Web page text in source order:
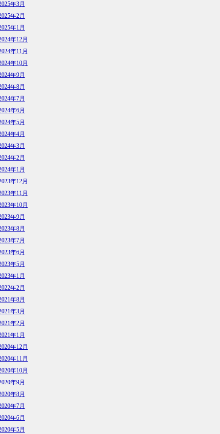
年3月
年2月
年1月
年12月
年11月
年10月
年9月
年8月
年7月
年6月
年5月
年4月
年3月
年2月
年1月
年12月
年11月
年10月
年9月
年8月
年7月
年6月
年5月
年1月
年2月
年8月
年3月
年2月
年1月
年12月
年11月
年10月
年9月
年8月
年7月
年6月
年5月